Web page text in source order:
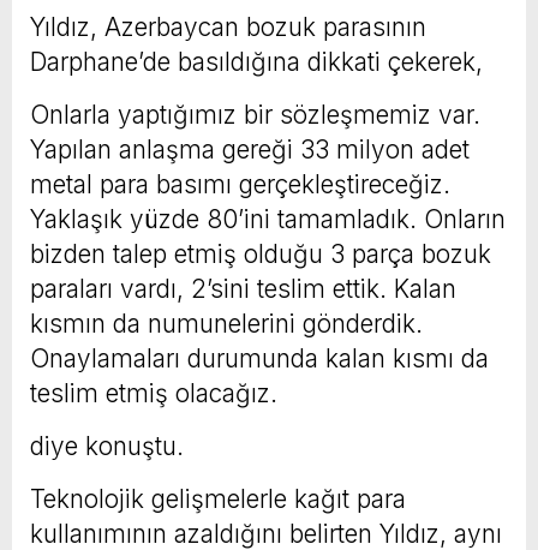
Yıldız, Azerbaycan bozuk parasının
Darphane’de basıldığına dikkati çekerek,
Onlarla yaptığımız bir sözleşmemiz var.
Yapılan anlaşma gereği 33 milyon adet
metal para basımı gerçekleştireceğiz.
Yaklaşık yüzde 80’ini tamamladık. Onların
bizden talep etmiş olduğu 3 parça bozuk
paraları vardı, 2’sini teslim ettik. Kalan
kısmın da numunelerini gönderdik.
Onaylamaları durumunda kalan kısmı da
teslim etmiş olacağız.
diye konuştu.
Teknolojik gelişmelerle kağıt para
kullanımının azaldığını belirten Yıldız, aynı